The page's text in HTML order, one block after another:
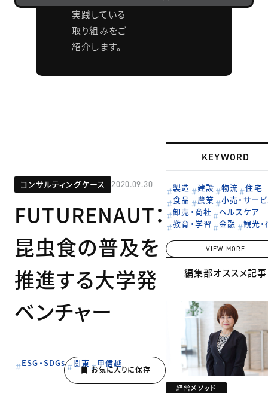
実践している
取り組みをご
紹介します。
コンサルティングケース 2020.09.30
FUTURENAUT：
昆虫食の普及を
推進する大学発
ベンチャー
ESG・SDGs 関東 甲信越
KEYWORD
製造 建設 物流
住宅
食品
農業
小売・サー
卸売・商社
ヘルスケア
教育・学習
金融 観光
VIEW MORE
編集部オススメ記事
経営メソッド